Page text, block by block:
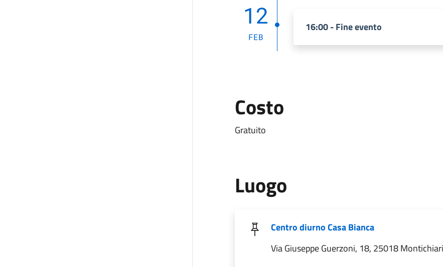
12
FEB
16:00 - Fine evento
Costo
Gratuito
Luogo
Centro diurno Casa Bianca
Via Giuseppe Guerzoni, 18, 25018